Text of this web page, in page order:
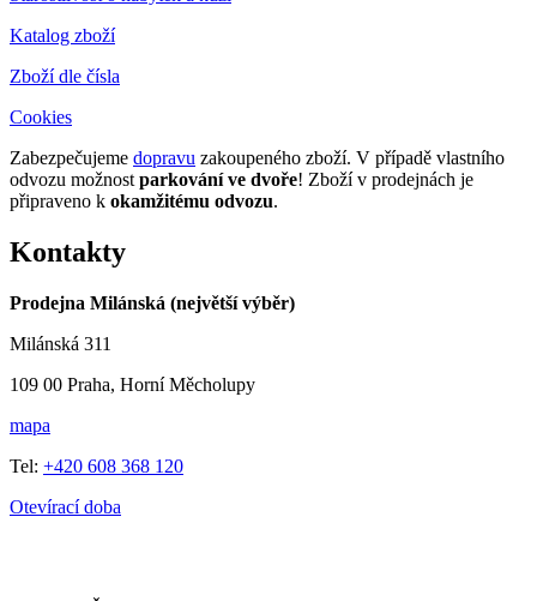
Katalog zboží
Zboží dle čísla
Cookies
Zabezpečujeme dopravu zakoupeného zboží. V případě vlastního
odvozu možnost parkování ve dvoře! Zboží v prodejnách je
připraveno k okamžitému odvozu.
Kontakty
Prodejna Milánská (největší výběr)
Milánská 311
109 00 Praha, Horní Měcholupy
mapa
Tel: +420 608 368 120
Otevírací doba